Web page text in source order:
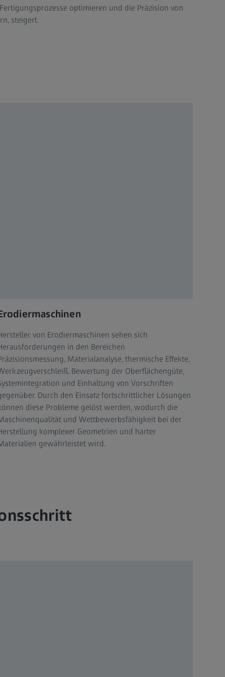
optimieren und die Präzision von
steigert.
von Erodiermaschinen sehen sich
in den Bereichen
Materialanalyse, thermische Effekte,
Bewertung der Oberflächengüte,
und Einhaltung von Vorschriften
Durch den Einsatz fortschrittlicher Lösungen
diese Probleme gelöst werden, wodurch die
und Wettbewerbsfähigkeit bei der
komplexer Geometrien und harter
gewährleistet wird.